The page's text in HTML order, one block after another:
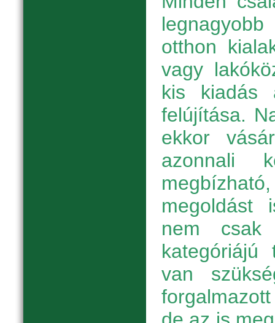
otthon
vagy
kis kiadás
felújítása.
ekkor
azonnali
megoldást
nem csak
kategóriájú
van